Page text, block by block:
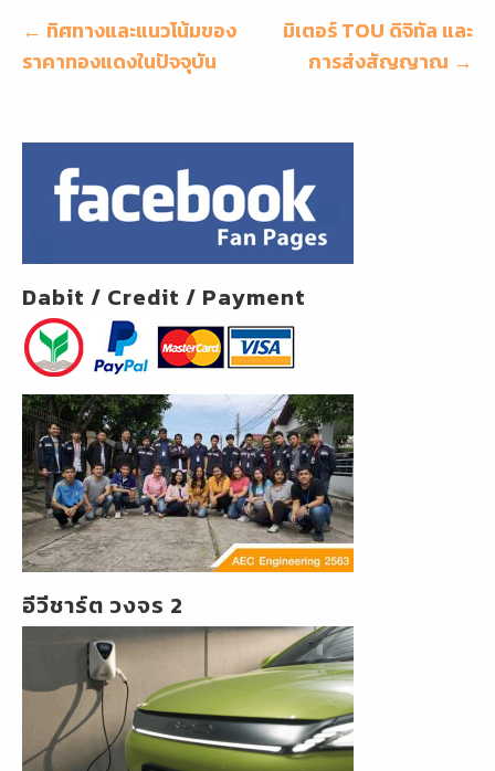
o
o
แนะแนว
เรื่อง
← ทิศทางและแนวโน้มของ
ราคาทองแดงในปัจจุบัน
มิเตอร์ TOU ดิจิทัล และ
การส่งสัญญาณ →
Dabit / Credit / Payment
อีวีชาร์ต วงจร 2